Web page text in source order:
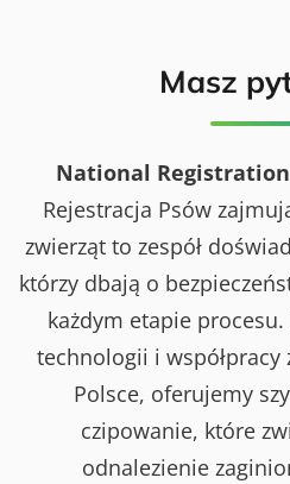
Masz
National Registration
Rejestracja Psów
zwierząt to zespół
którzy dbają o
każdym etapie
technologii i współpracy
Polsce, oferujemy
czipowanie, które
odnalezienie